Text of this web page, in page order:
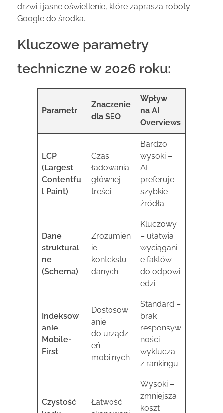
drzwi i jasne oświetlenie, które zaprasza roboty
Google do środka.
Kluczowe parametry
techniczne w 2026 roku:
Parametr
Znaczenie
dla SEO
Wpływ
na AI
Overviews
LCP
(Largest
Contentfu
l Paint)
Czas
ładowania
głównej
treści
Bardzo
wysoki –
AI
preferuje
szybkie
źródła
Dane
struktural
ne
(Schema)
Zrozumien
ie
kontekstu
danych
Kluczowy
– ułatwia
wyciągani
e faktów
do odpowi
edzi
Indeksow
anie
Mobile-
First
Dostosow
anie
do urządz
eń
mobilnych
Standard –
brak
responsyw
ności
wyklucza
z rankingu
Czystość
Łatwość
Wysoki –
zmniejsza
koszt